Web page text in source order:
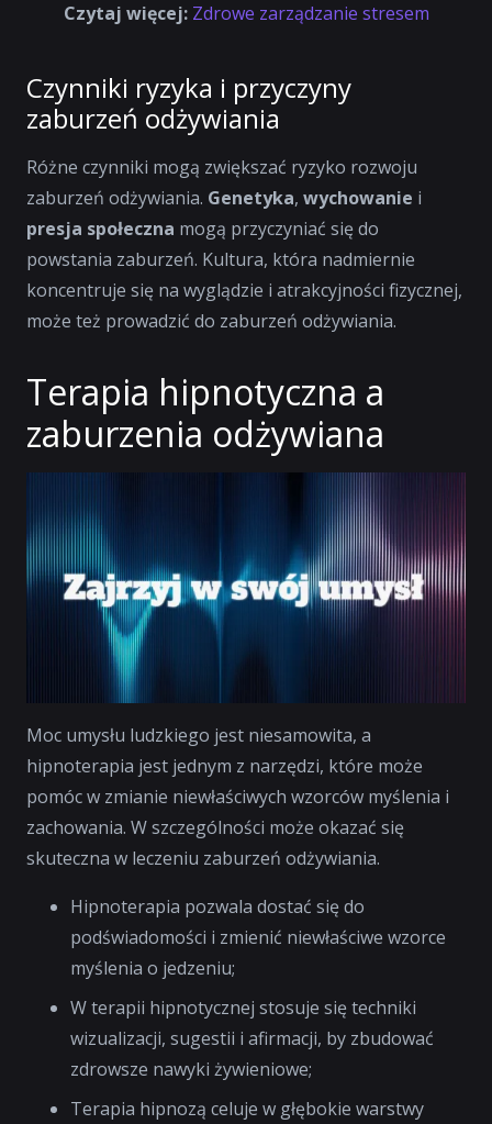
Czytaj więcej: Zdrowe zarządzanie stresem
Czynniki ryzyka i przyczyny
zaburzeń odżywiania
Różne czynniki mogą zwiększać ryzyko rozwoju
zaburzeń odżywiania. Genetyka, wychowanie i
presja społeczna mogą przyczyniać się do
powstania zaburzeń. Kultura, która nadmiernie
koncentruje się na wyglądzie i atrakcyjności fizycznej,
może też prowadzić do zaburzeń odżywiania.
Terapia hipnotyczna a
zaburzenia odżywiana
Moc umysłu ludzkiego jest niesamowita, a
hipnoterapia jest jednym z narzędzi, które może
pomóc w zmianie niewłaściwych wzorców myślenia i
zachowania. W szczególności może okazać się
skuteczna w leczeniu zaburzeń odżywiania.
Hipnoterapia pozwala dostać się do
podświadomości i zmienić niewłaściwe wzorce
myślenia o jedzeniu;
W terapii hipnotycznej stosuje się techniki
wizualizacji, sugestii i afirmacji, by zbudować
zdrowsze nawyki żywieniowe;
Terapia hipnozą celuje w głębokie warstwy